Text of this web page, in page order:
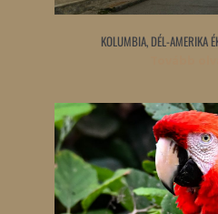
KOLUMBIA, DÉL-AMERIKA